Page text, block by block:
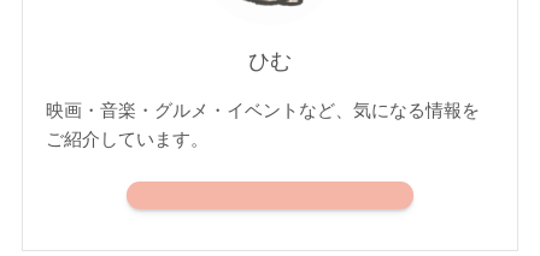
ひむ
映画・音楽・グルメ・イベントなど、気になる情報を
ご紹介しています。